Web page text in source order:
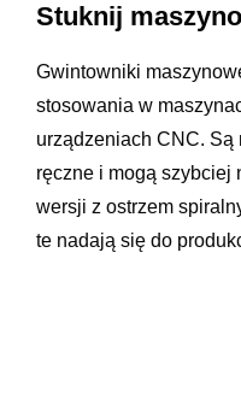
Stuknij
Gwintowniki
stosowania w
urządzeniach CNC.
ręczne i mogą szybciej
wersji z ostrzem
te nadają się do